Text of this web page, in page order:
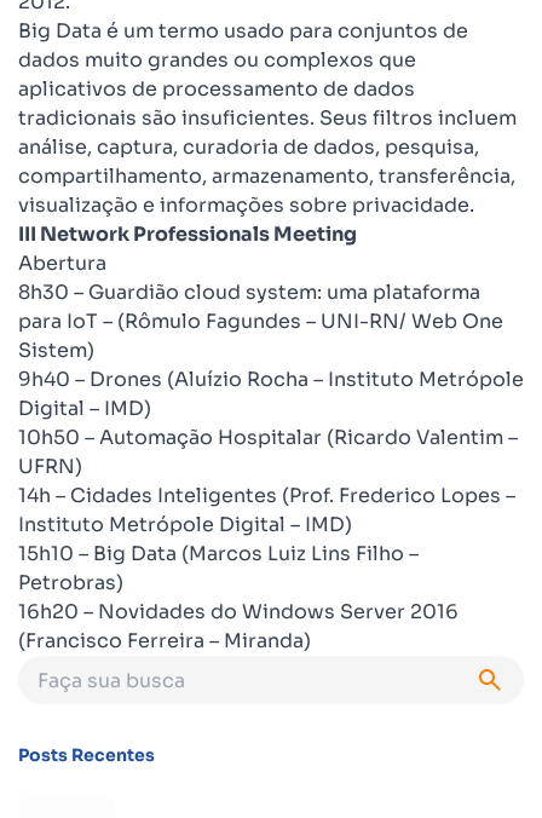
Big Data é um termo usado para conjuntos de
dados muito grandes ou complexos que
aplicativos de processamento de dados
tradicionais são insuficientes. Seus filtros incluem
análise, captura, curadoria de dados, pesquisa,
compartilhamento, armazenamento, transferência,
visualização e informações sobre privacidade.
III Network Professionals Meeting
Abertura
8h30 – Guardião cloud system: uma plataforma
para IoT – (Rômulo Fagundes – UNI-RN/ Web One
Sistem)
9h40 – Drones (Aluízio Rocha – Instituto Metrópole
Digital – IMD)
10h50 – Automação Hospitalar (Ricardo Valentim –
UFRN)
14h – Cidades Inteligentes (Prof. Frederico Lopes –
Instituto Metrópole Digital – IMD)
15h10 – Big Data (Marcos Luiz Lins Filho –
Petrobras)
16h20 – Novidades do Windows Server 2016
(Francisco Ferreira – Miranda)
Posts Recentes